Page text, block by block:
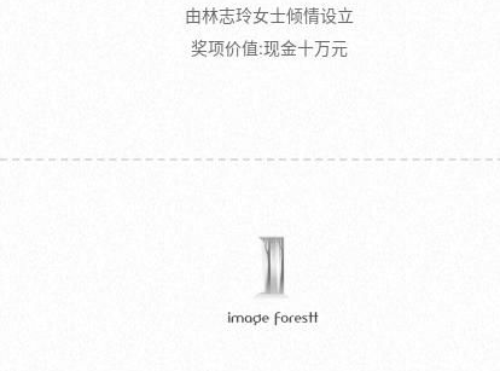
由林志玲女士倾情设立
奖项价值:现金十万元